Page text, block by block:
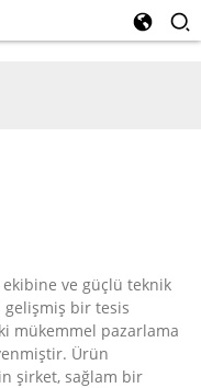
ve güçlü teknik
bir tesis
mükemmel pazarlama
Ürün
şirket, sağlam bir